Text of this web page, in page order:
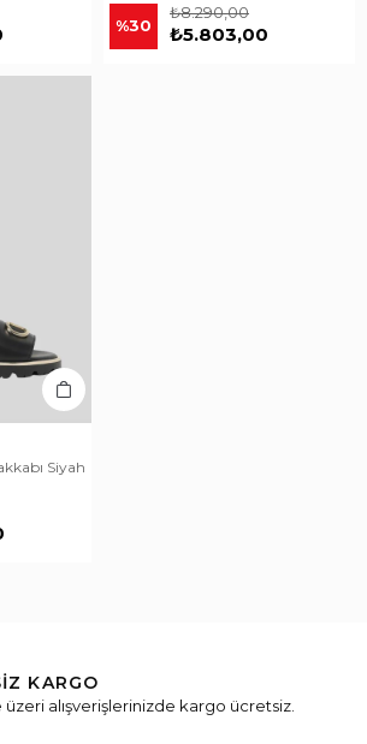
%30 ₺5.803,00
₺8.290,00
Siyah
KARGO
üzeri alışverişlerinizde kargo ücretsiz.